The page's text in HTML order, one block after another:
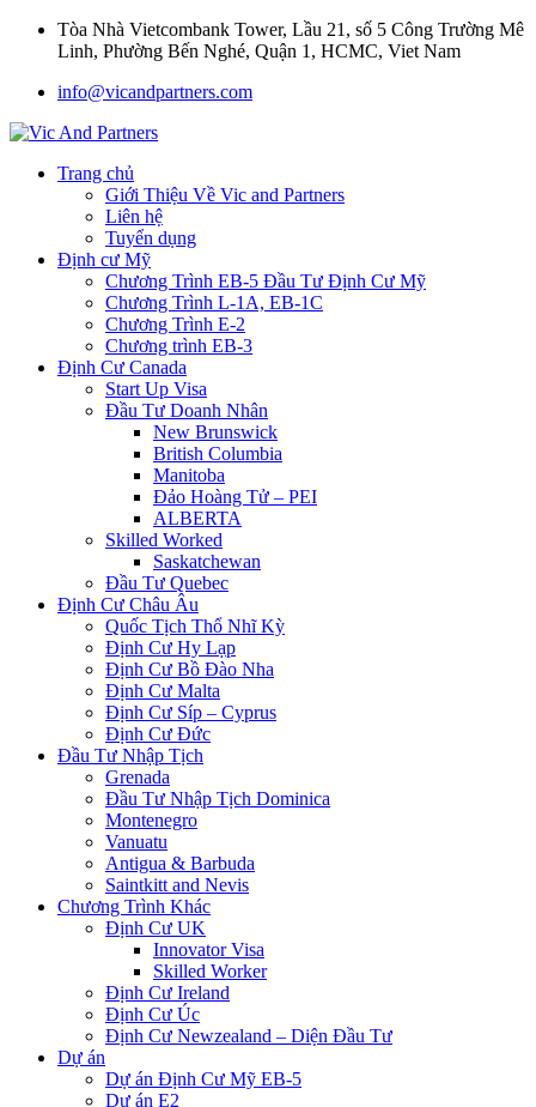
Tòa Nhà Vietcombank Tower, Lầu 21, số 5 Công Trường Mê
Linh, Phường Bến Nghé, Quận 1, HCMC, Viet Nam
info@vicandpartners.com
Trang chủ
Giới Thiệu Về Vic and Partners
Liên hệ
Tuyển dụng
Định cư Mỹ
Chương Trình EB-5 Đầu Tư Định Cư Mỹ
Chương Trình L-1A, EB-1C
Chương Trình E-2
Chương trình EB-3
Định Cư Canada
Start Up Visa
Đầu Tư Doanh Nhân
New Brunswick
British Columbia
Manitoba
Đảo Hoàng Tử – PEI
ALBERTA
Skilled Worked
Saskatchewan
Đầu Tư Quebec
Định Cư Châu Âu
Quốc Tịch Thổ Nhĩ Kỳ
Định Cư Hy Lạp
Định Cư Bồ Đào Nha
Định Cư Malta
Định Cư Síp – Cyprus
Định Cư Đức
Đầu Tư Nhập Tịch
Grenada
Đầu Tư Nhập Tịch Dominica
Montenegro
Vanuatu
Antigua & Barbuda
Saintkitt and Nevis
Chương Trình Khác
Định Cư UK
Innovator Visa
Skilled Worker
Định Cư Ireland
Định Cư Úc
Định Cư Newzealand – Diện Đầu Tư
Dự án
Dự án Định Cư Mỹ EB-5
Dự án E2